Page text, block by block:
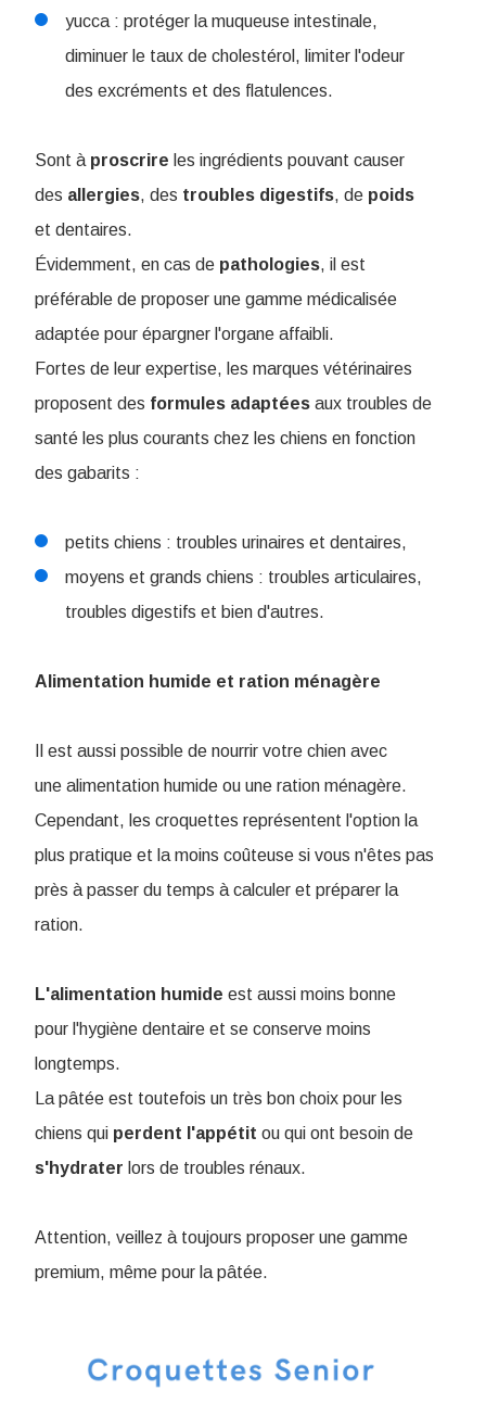
yucca : protéger la muqueuse intestinale,
diminuer le taux de cholestérol, limiter l'odeur
des excréments et des flatulences.
Sont à proscrire les ingrédients pouvant causer
des allergies, des troubles digestifs, de poids
et dentaires.
Évidemment, en cas de pathologies, il est
préférable de proposer une gamme médicalisée
adaptée pour épargner l'organe affaibli.
Fortes de leur expertise, les marques vétérinaires
proposent des formules adaptées aux troubles de
santé les plus courants chez les chiens en fonction
des gabarits :
petits chiens : troubles urinaires et dentaires,
moyens et grands chiens : troubles articulaires,
troubles digestifs et bien d'autres.
Alimentation humide et ration ménagère
Il est aussi possible de nourrir votre chien avec
une alimentation humide ou une ration ménagère.
Cependant, les croquettes représentent l'option la
plus pratique et la moins coûteuse si vous n'êtes pas
près à passer du temps à calculer et préparer la
ration.
L'alimentation humide est aussi moins bonne
pour l'hygiène dentaire et se conserve moins
longtemps.
La pâtée est toutefois un très bon choix pour les
chiens qui perdent l'appétit ou qui ont besoin de
s'hydrater lors de troubles rénaux.
Attention, veillez à toujours proposer une gamme
premium, même pour la pâtée.